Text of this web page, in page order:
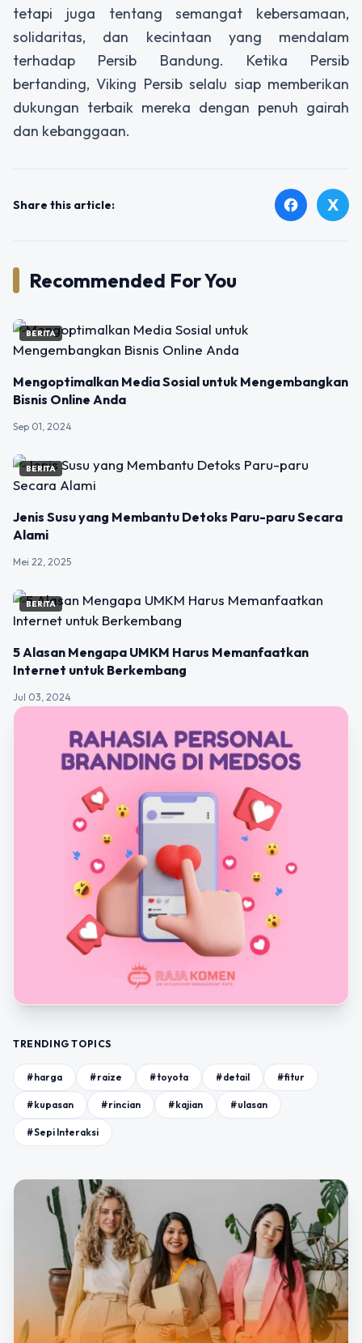
tetapi juga tentang semangat kebersamaan,
solidaritas, dan kecintaan yang mendalam
terhadap Persib Bandung. Ketika Persib
bertanding, Viking Persib selalu siap memberikan
dukungan terbaik mereka dengan penuh gairah
dan kebanggaan.
Share this article: facebook X
Recommended For You
BERITA
Mengoptimalkan Media Sosial untuk Mengembangkan
Bisnis Online Anda
Sep 01, 2024
BERITA
Jenis Susu yang Membantu Detoks Paru-paru Secara
Alami
Mei 22, 2025
BERITA
5 Alasan Mengapa UMKM Harus Memanfaatkan
Internet untuk Berkembang
Jul 03, 2024
TRENDING TOPICS
#harga #raize #toyota #detail #fitur
#kupasan #rincian #kajian #ulasan
#Sepi Interaksi